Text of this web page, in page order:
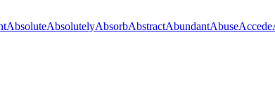
AbsoluteAbsolutelyAbsorbAbstractAbundantAbuseAccede